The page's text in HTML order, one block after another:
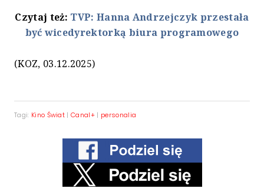
Czytaj też: TVP: Hanna Andrzejczyk przestała
być wicedyrektorką biura programowego
(KOZ, 03.12.2025)
Tagi: Kino Świat |Canal+ | personalia